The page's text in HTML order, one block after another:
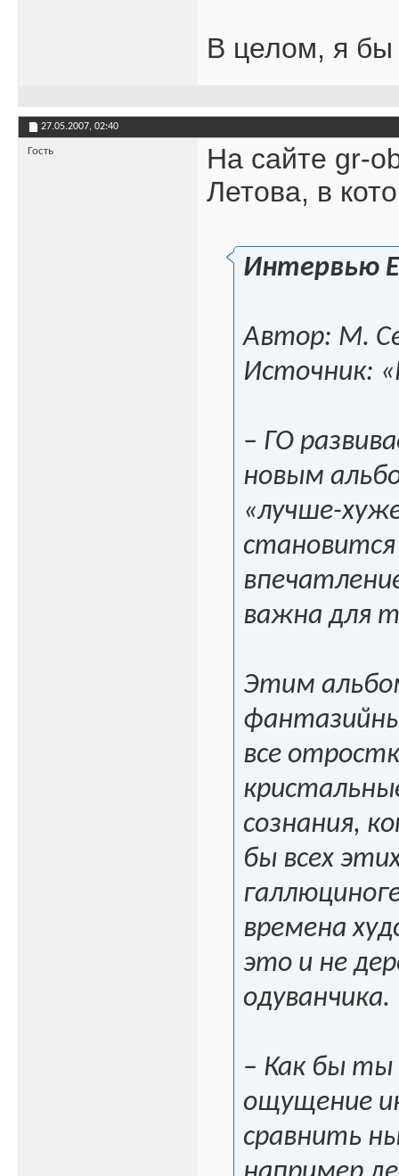
В целом, я бы
27.05.2007, 02:40
Гость
На сайте gr-
Летова, в
Интервью
Автор: М.
Источник:
– ГО
новым
«лучше-
важна для
Этим
все
сознания,
бы всех
времена
это и не
одуванчика.
– Как бы ты
ощущение
сравнить